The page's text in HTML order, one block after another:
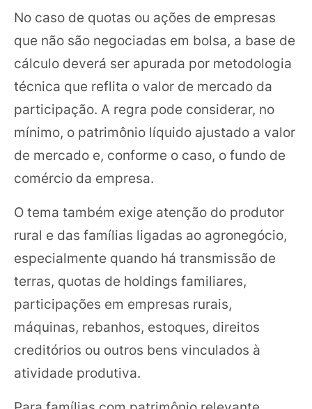
No caso de quotas ou ações de empresas
que não são negociadas em bolsa, a base de
cálculo deverá ser apurada por metodologia
técnica que reflita o valor de mercado da
participação. A regra pode considerar, no
mínimo, o patrimônio líquido ajustado a valor
de mercado e, conforme o caso, o fundo de
comércio da empresa.
O tema também exige atenção do produtor
rural e das famílias ligadas ao agronegócio,
especialmente quando há transmissão de
terras, quotas de holdings familiares,
participações em empresas rurais,
máquinas, rebanhos, estoques, direitos
creditórios ou outros bens vinculados à
atividade produtiva.